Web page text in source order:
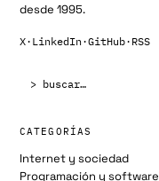
desde 1995.
X· LinkedIn·GitHub· RSS
CATEGORÍAS
Internet y sociedad
Programación y software